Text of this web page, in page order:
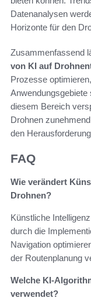
Datenanalysen
Horizonte für den
Zusammenfassend
von KI auf
Prozesse
Anwendungsgebiete
diesem Bereich
Drohnen
den
FAQ
Wie verändert
Drohnen?
Künstliche
durch die
Navigation
der Routenplanung
Welche KI-
verwendet?